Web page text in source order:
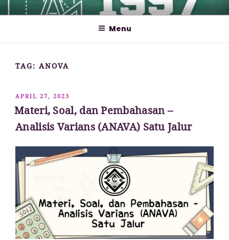
Lompat
ke MATHCYBER1997
God used beautiful mathematics in creating the world – Paul
Menu
TAG: ANOVA
DIPOSKAN
PADA
APRIL 27, 2023
Materi, Soal, dan Pembahasan –
Analisis Varians (ANAVA) Satu Jalur